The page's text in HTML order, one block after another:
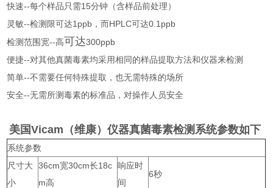
快速--每个样品只需15分钟（含样品前处理）
灵敏--检测限可达1ppb ，而 HPLC可达0.1ppb
检测范围宽--高可达300ppb
便捷--对其他真菌毒素均采用相同的样品提取方法和仪器来检测
简单--不需要任何特殊提取，也无需特殊的场所
安全--无需所测毒素的标准品，对操作人员安全
美国Vicam（维康）仪器真菌毒素检测系统参数如下
系统参数
尺寸大
小
36cm宽30cm长18c
m高
响应时
间
6秒